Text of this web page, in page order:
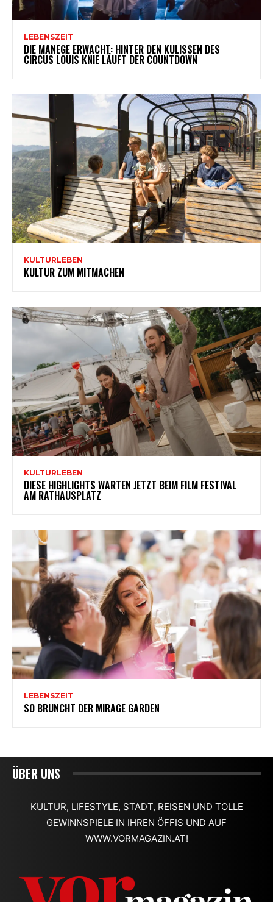
ÜBER UNS
KULTUR, LIFESTYLE, STADT, REISEN UND TOLLE
GEWINNSPIELE IN IHREN ÖFFIS UND AUF
WWW.VORMAGAZIN.AT!